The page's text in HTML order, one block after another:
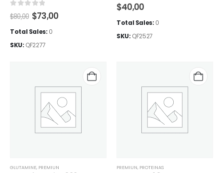
0 out of 5
$80,00 El
precio
original
$80,00.
$73,00El
Total Sales: 0
SKU: QF2277
0 out of 5
$40,00
Total Sales: 0
SKU: QF2527
GLUTAMINE, PREMIUN PREMIUN, PROTEINAS